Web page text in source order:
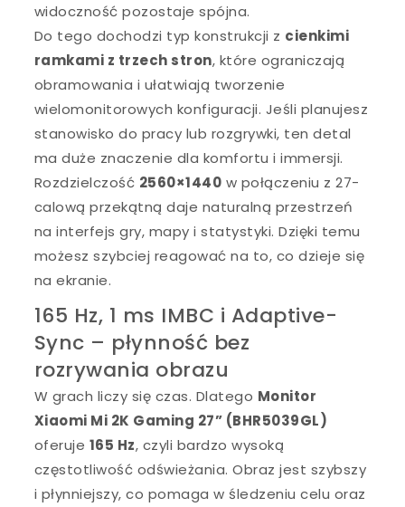
widoczność pozostaje spójna.
Do tego dochodzi typ konstrukcji z cienkimi
ramkami z trzech stron, które ograniczają
obramowania i ułatwiają tworzenie
wielomonitorowych konfiguracji. Jeśli planujesz
stanowisko do pracy lub rozgrywki, ten detal
ma duże znaczenie dla komfortu i immersji.
Rozdzielczość 2560×1440 w połączeniu z 27-
calową przekątną daje naturalną przestrzeń
na interfejs gry, mapy i statystyki. Dzięki temu
możesz szybciej reagować na to, co dzieje się
na ekranie.
165 Hz, 1 ms IMBC i Adaptive-
Sync – płynność bez
rozrywania obrazu
W grach liczy się czas. Dlatego Monitor
Xiaomi Mi 2K Gaming 27” (BHR5039GL)
oferuje 165 Hz, czyli bardzo wysoką
częstotliwość odświeżania. Obraz jest szybszy
i płynniejszy, co pomaga w śledzeniu celu oraz